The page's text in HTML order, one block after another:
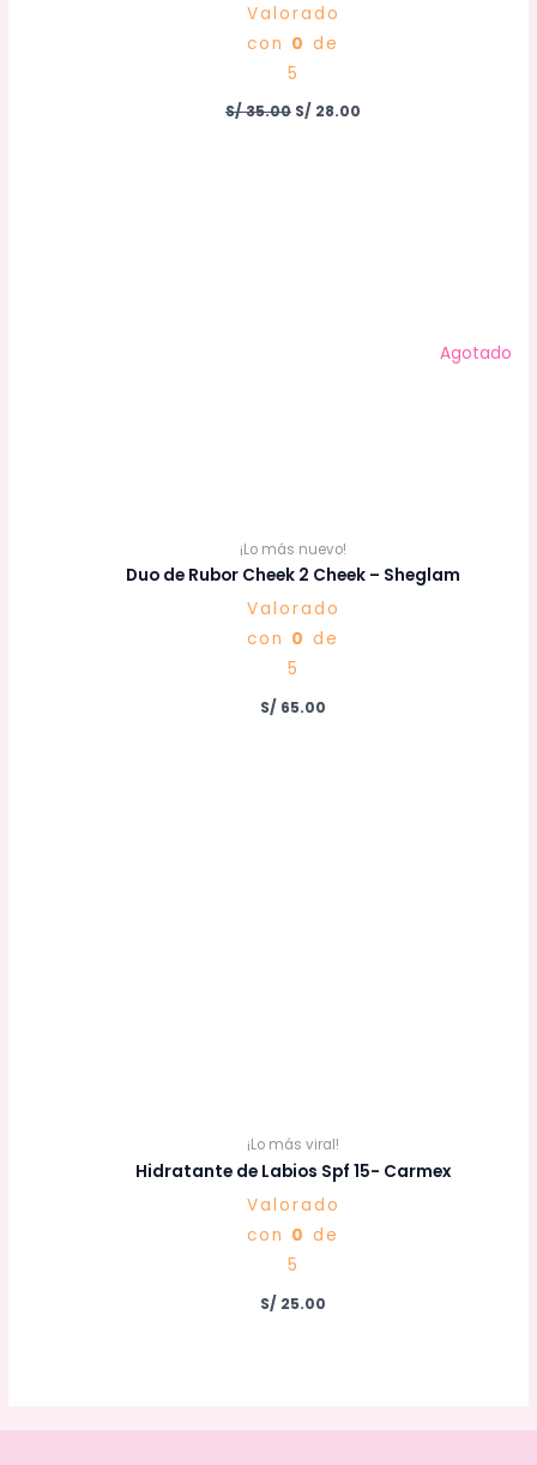
Valorado
con 0 de
5
S/35.00 S/ 28.00
Agotado
¡Lo más nuevo!
Duo de Rubor Cheek 2 Cheek – Sheglam
Valorado
con 0 de
5
S/ 65.00
¡Lo más viral!
Hidratante de Labios Spf 15- Carmex
Valorado
con 0 de
5
S/ 25.00